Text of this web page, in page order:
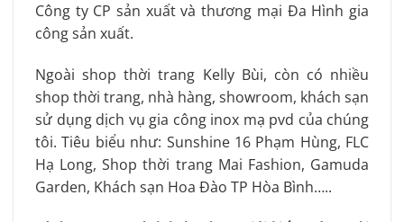
Công ty CP sản xuất và thương mại Đa Hình gia
công sản xuất.
Ngoài shop thời trang Kelly Bùi, còn có nhiều
shop thời trang, nhà hàng, showroom, khách sạn
sử dụng dịch vụ gia công inox mạ pvd của chúng
tôi. Tiêu biểu như: Sunshine 16 Phạm Hùng, FLC
Hạ Long, Shop thời trang Mai Fashion, Gamuda
Garden, Khách sạn Hoa Đào TP Hòa Bình…..